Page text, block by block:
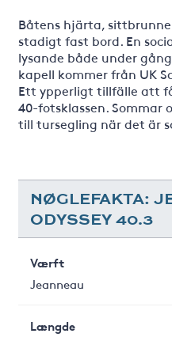
Båtens hjärta,
stadigt fast bord. En
lysande både under
kapell kommer från UK
Ett ypperligt tillfälle att
40-fotsklassen. Sommar
till tursegling när det är
NØGLEFAKTA:
ODYSSEY 40.3
Værft
Jeanneau
Længde